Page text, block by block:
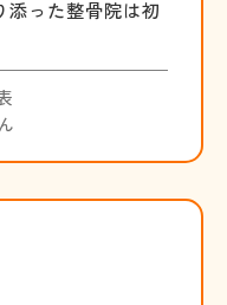
添った整骨院は初